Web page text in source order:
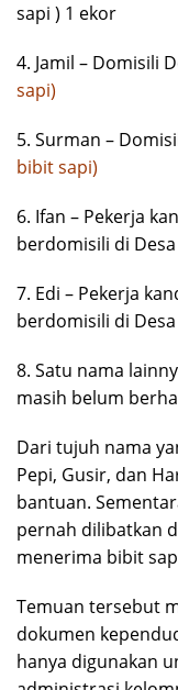
sapi ) 1 ekor
4. Jamil – Domisili
sapi)
5. Surman –
bibit sapi)
6. Ifan – Pekerja
berdomisili di
7. Edi – Pekerja
berdomisili di
8. Satu nama
masih belum
Dari tujuh nama
Pepi, Gusir, dan
bantuan.
pernah dilibatkan
menerima bibit
Temuan tersebut
dokumen
hanya digunakan